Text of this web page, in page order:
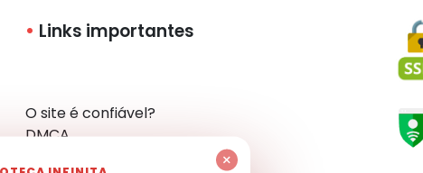
Links importantes
O site é confiável?
DMCA
×